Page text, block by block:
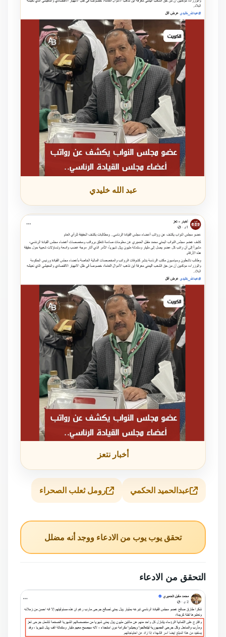
عبد الله خليدي
أخبار نتعز
عبدالحميد الحكمي رومل ثعلب الصحراء
تحقق يوب يوب من الادعاء ووجد أنه مضلل
التحقق من الادعاء